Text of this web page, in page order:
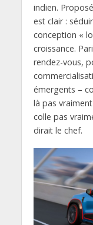
indien.
est clair :
conception «
croissance.
rendez-vous,
émergents –
là pas
colle pas
dirait le chef.